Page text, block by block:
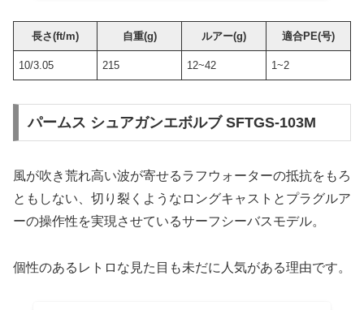
長さ(ft/m) 自重(g) ルアー(g) 適合PE(号)
10/3.05 215 12~42 1~2
パームス シュアガンエボルブ SFTGS-103M
風が吹き荒れ高い波が寄せるラフウォーターの抵抗をもろ
ともしない、切り裂くようなロングキャストとプラグルア
ーの操作性を実現させているサーフシーバスモデル。
個性のあるレトロな見た目も未だに人気がある理由です。